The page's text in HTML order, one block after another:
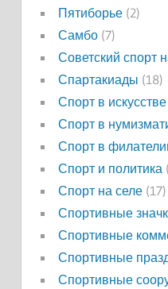
Пятиборье(2)
Самбо(7)
Советский спорт
Спартакиады (18)
Спорт в искусстве
Спорт в
Спорт в
Спорт и политика
Спорт на селе(17)
Спортивные
Спортивные
Спортивные
Спортивные